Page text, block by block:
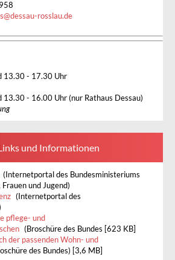
@dessau-rosslau.de
13.30 - 17.30 Uhr
- 16.00 Uhr (nur Rathaus Dessau)
und Informationen
(Internetportal des Bundesministeriums
und Jugend)
(Internetportal des
pflege- und
(Broschüre des Bundes [623 KB]
der passenden Wohn- und
des Bundes) [3,6 MB]